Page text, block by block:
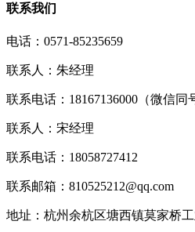
联系我们
电话：0571-85235659
联系人：朱经理
联系电话：18167136000（微信同
联系人：宋经理
联系电话：18058727412
联系邮箱：810525212@qq.com
地址：杭州余杭区塘西镇莫家桥